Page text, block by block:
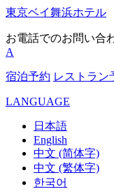
東京ベイ舞浜ホテル
お電話でのお問い合
A
宿泊予約 レストラン
LANGUAGE
日本語
English
中文 (简体字)
中文 (繁体字)
한국어